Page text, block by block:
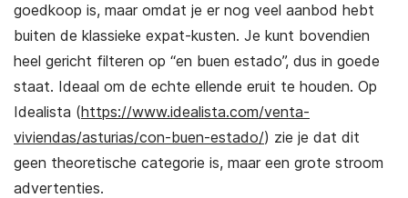
goedkoop is, maar omdat je er nog veel aanbod hebt
buiten de klassieke expat-kusten. Je kunt bovendien
heel gericht filteren op “en buen estado”, dus in goede
staat. Ideaal om de echte ellende eruit te houden. Op
Idealista (https://www.idealista.com/venta-
viviendas/asturias/con-buen-estado/) zie je dat dit
geen theoretische categorie is, maar een grote stroom
advertenties.